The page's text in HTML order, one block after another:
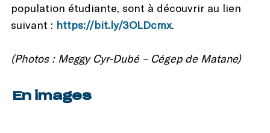
population étudiante, sont à découvrir au lien
suivant : https://bit.ly/3OLDcmx.
(Photos : Meggy Cyr-Dubé – Cégep de Matane)
En images